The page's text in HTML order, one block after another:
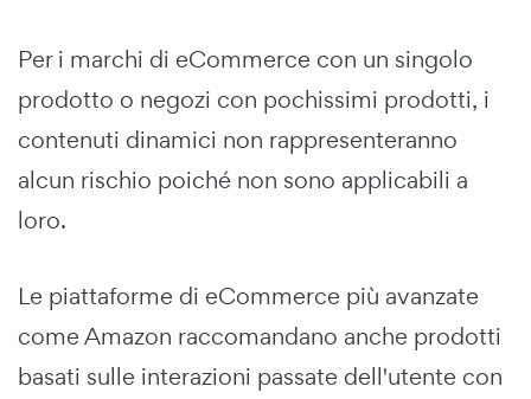
Per i marchi di eCommerce con un singolo
prodotto o negozi con pochissimi prodotti, i
contenuti dinamici non rappresenteranno
alcun rischio poiché non sono applicabili a
loro.
Le piattaforme di eCommerce più avanzate
come Amazon raccomandano anche prodotti
basati sulle interazioni passate dell'utente con